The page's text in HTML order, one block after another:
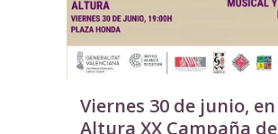
Viernes 30 de junio, en
Altura XX Campaña de